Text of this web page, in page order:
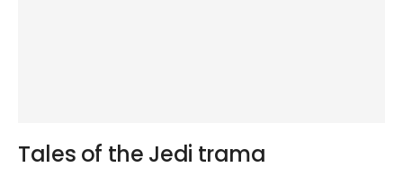
Tales of the Jedi trama